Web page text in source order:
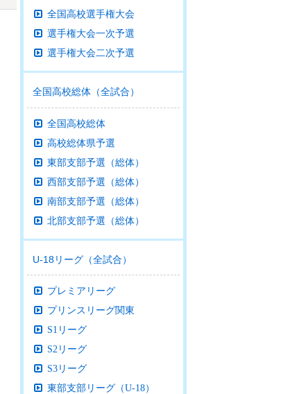
全国高校選手権大会
選手権大会一次予選
選手権大会二次予選
全国高校総体（全試合）
全国高校総体
高校総体県予選
東部支部予選（総体）
西部支部予選（総体）
南部支部予選（総体）
北部支部予選（総体）
U-18リーグ（全試合）
プレミアリーグ
プリンスリーグ関東
S1リーグ
S2リーグ
S3リーグ
東部支部リーグ（U-18）